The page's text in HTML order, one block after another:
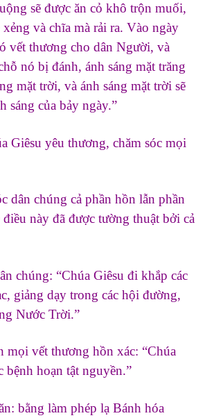
sẽ được ăn cỏ khô trộn muối,
và chĩa mà rải ra. Vào ngày
vết thương cho dân Người, và
nó bị đánh, ánh sáng mặt trăng
mặt trời, và ánh sáng mặt trời sẽ
sáng của bảy ngày.”
Giêsu yêu thương, chăm sóc mọi
dân chúng cả phần hồn lẫn phần
này đã được tường thuật bởi cả
chúng: “Chúa Giêsu đi khắp các
giảng dạy trong các hội đường,
Nước Trời.”
mọi vết thương hồn xác: “Chúa
bệnh hoạn tật nguyền.”
bằng làm phép lạ Bánh hóa